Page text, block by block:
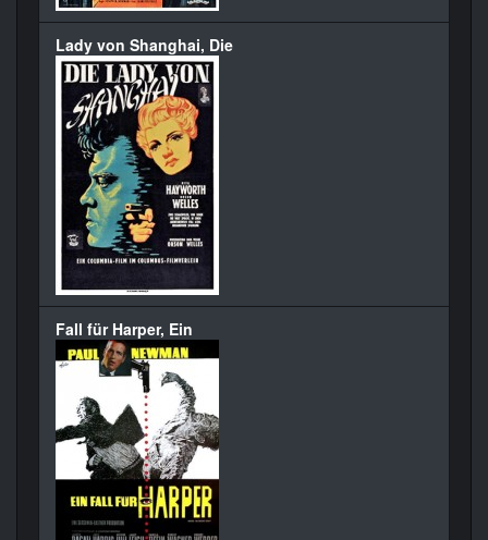
Lady von Shanghai, Die
Fall für Harper, Ein